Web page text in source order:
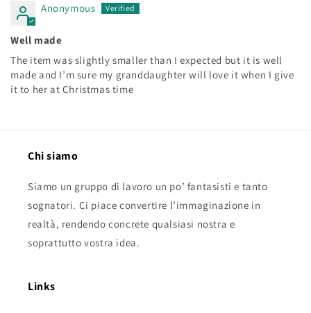
Anonymous
Well made
The item was slightly smaller than I expected but it is well
made and I’m sure my granddaughter will love it when I give
it to her at Christmas time
Chi siamo
Siamo un gruppo di lavoro un po’ fantasisti e tanto
sognatori. Ci piace convertire l’immaginazione in
realtà, rendendo concrete qualsiasi nostra e
soprattutto vostra idea.
Links